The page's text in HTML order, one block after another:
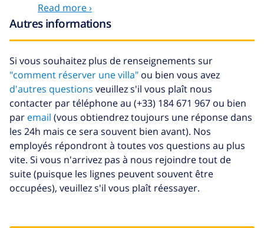
Départ tardif
Nettoyage
supplémentaire
basée sur consommation
énergétique (52,77 $US/HOUR)
Fonds
d'annulation:
4.80% du montant total
Read more ›
Autres informations
Si vous souhaitez plus de renseignements sur
"comment réserver une villa" ou bien vous avez
d'autres questions veuillez s'il vous plaît nous
contacter par téléphone au (+33) 184 671 967 ou bien
par email (vous obtiendrez toujours une réponse dans
les 24h mais ce sera souvent bien avant). Nos
employés répondront à toutes vos questions au plus
vite. Si vous n'arrivez pas à nous rejoindre tout de
suite (puisque les lignes peuvent souvent être
occupées), veuillez s'il vous plaît réessayer.